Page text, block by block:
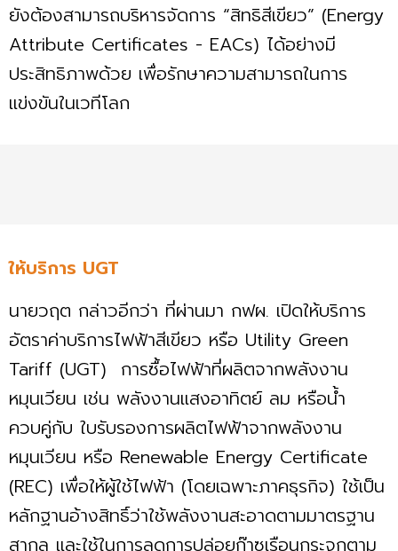
ยังต้องสามารถบริหารจัดการ “สิทธิสีเขียว” (Energy
Attribute Certificates - EACs) ได้อย่างมี
ประสิทธิภาพด้วย เพื่อรักษาความสามารถในการ
แข่งขันในเวทีโลก
ให้บริการ UGT
นายวฤต กล่าวอีกว่า ที่ผ่านมา กฟผ. เปิดให้บริการ
อัตราค่าบริการไฟฟ้าสีเขียว หรือ Utility Green
Tariff (UGT) การซื้อไฟฟ้าที่ผลิตจากพลังงาน
หมุนเวียน เช่น พลังงานแสงอาทิตย์ ลม หรือน้ำ
ควบคู่กับ ใบรับรองการผลิตไฟฟ้าจากพลังงาน
หมุนเวียน หรือ Renewable Energy Certificate
(REC) เพื่อให้ผู้ใช้ไฟฟ้า (โดยเฉพาะภาคธุรกิจ) ใช้เป็น
หลักฐานอ้างสิทธิ์ว่าใช้พลังงานสะอาดตามมาตรฐาน
สากล และใช้ในการลดการปล่อยก๊าซเรือนกระจกตาม